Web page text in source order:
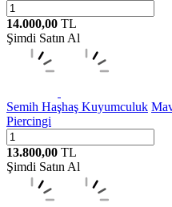
14.000,00 TL
Şimdi Satın Al
Semih Haşhaş Kuyumculuk
Piercingi
13.800,00 TL
Şimdi Satın Al